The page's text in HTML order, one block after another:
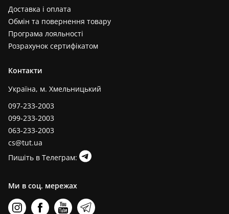
Доставка і оплата
Обмін та повернення товару
Програма лояльності
Розрахунок сертифікатом
Контакти
Україна, м. Хмельницький
097-233-2003
099-233-2003
063-233-2003
cs@tut.ua
Пишіть в Телеграм:
Ми в соц. мережах